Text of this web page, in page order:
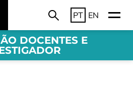
PT EN
DOCENTES E